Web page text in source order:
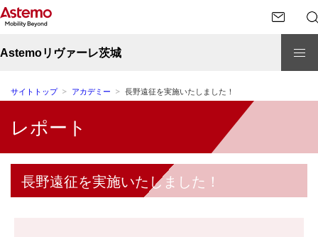
Astemoリヴァーレ茨城
サイトトップ アカデミー 長野遠征を実施いたしました！
レポート
長野遠征を実施いたしました！